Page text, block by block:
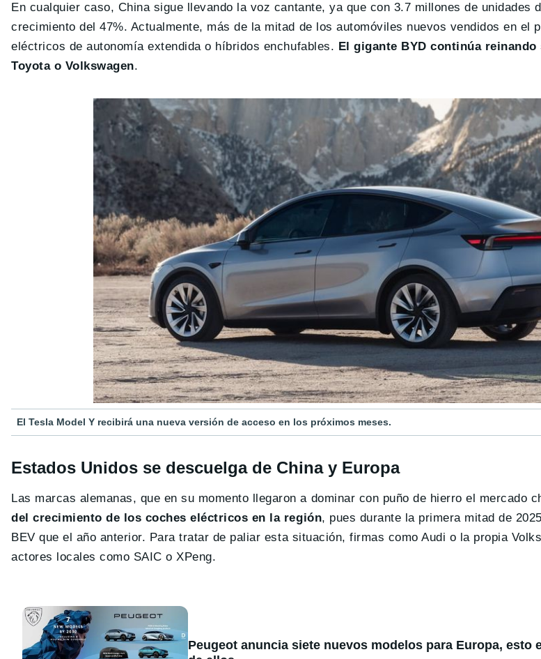
En cualquier caso, China sigue llevando la voz cantante, ya que con 3.7 millones de unidades
crecimiento del 47%. Actualmente, más de la mitad de los automóviles nuevos vendidos en el
eléctricos de autonomía extendida o híbridos enchufables. El gigante BYD continúa
Toyota o Volkswagen.
El Tesla Model Y recibirá una nueva versión de acceso en los próximos meses.
Estados Unidos se descuelga de China y Europa
Las marcas alemanas, que en su momento llegaron a dominar con puño de hierro el mercado
del crecimiento de los coches eléctricos en la región, pues durante la primera mitad de
BEV que el año anterior. Para tratar de paliar esta situación, firmas como Audi o la propia
actores locales como SAIC o XPeng.
Peugeot anuncia siete nuevos modelos para Europa, esto